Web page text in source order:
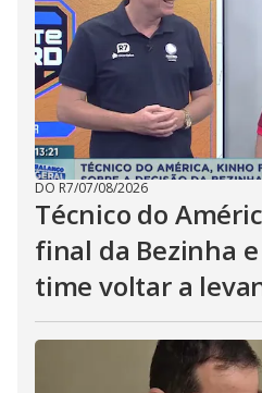
DO R7/07/08/2026
Técnico do
final da Bezinha
time voltar a